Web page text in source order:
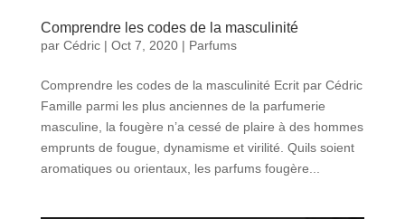
Comprendre les codes de la masculinité
par Cédric| Oct 7, 2020| Parfums
Comprendre les codes de la masculinité Ecrit par Cédric
Famille parmi les plus anciennes de la parfumerie
masculine, la fougère n’a cessé de plaire à des hommes
emprunts de fougue, dynamisme et virilité. Quils soient
aromatiques ou orientaux, les parfums fougère...